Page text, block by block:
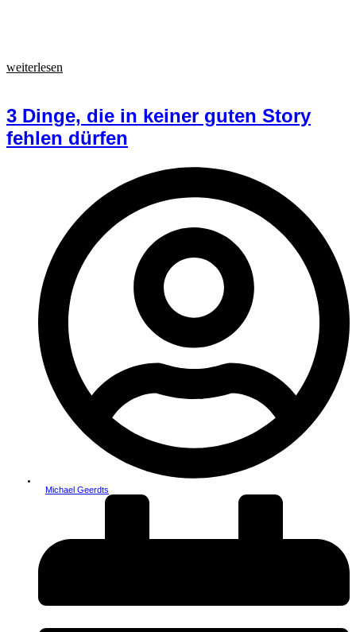
weiterlesen
3 Dinge, die in keiner guten Story
fehlen dürfen
Michael Geerdts